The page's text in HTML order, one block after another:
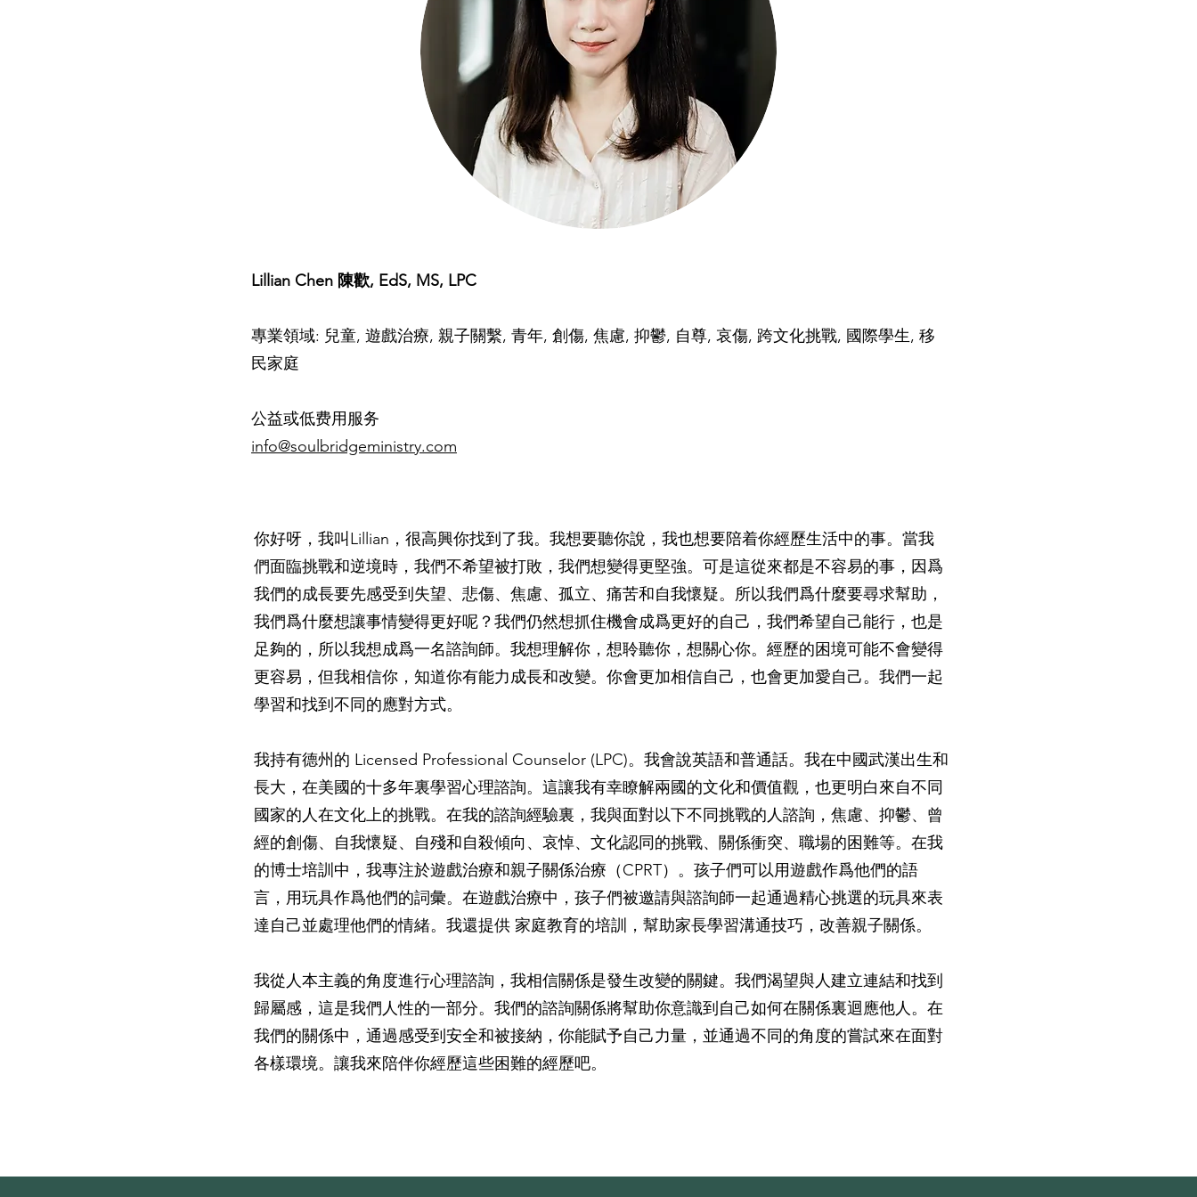
Lillian Chen 陳歡, EdS, MS, LPC
專業領域: 兒童, 遊戲治療, 親子關繫, 青年, 創傷, 焦慮, 抑鬱, 自尊, 哀傷, 跨文化挑戰, 國際學生, 移
民家庭
公益或低费用服务
info@soulbridgeministry.com
你好呀，我叫Lillian，很高興你找到了我。我想要聽你說，我也想要陪着你經歷生活中的事。當我
們面臨挑戰和逆境時，我們不希望被打敗，我們想變得更堅強。可是這從來都是不容易的事，因爲
我們的成長要先感受到失望、悲傷、焦慮、孤立、痛苦和自我懷疑。所以我們爲什麼要尋求幫助，
我們爲什麼想讓事情變得更好呢？我們仍然想抓住機會成爲更好的自己，我們希望自己能行，也是
足夠的，所以我想成爲一名諮詢師。我想理解你，想聆聽你，想關心你。經歷的困境可能不會變得
更容易，但我相信你，知道你有能力成長和改變。你會更加相信自己，也會更加愛自己。我們一起
學習和找到不同的應對方式。
我持有德州的 Licensed Professional Counselor (LPC)。我會說英語和普通話。我在中國武漢出生和
長大，在美國的十多年裏學習心理諮詢。這讓我有幸瞭解兩國的文化和價值觀，也更明白來自不同
國家的人在文化上的挑戰。在我的諮詢經驗裏，我與面對以下不同挑戰的人諮詢，焦慮、抑鬱、曾
經的創傷、自我懷疑、自殘和自殺傾向、哀悼、文化認同的挑戰、關係衝突、職場的困難等。在我
的博士培訓中，我專注於遊戲治療和親子關係治療（CPRT）。孩子們可以用遊戲作爲他們的語
言，用玩具作爲他們的詞彙。在遊戲治療中，孩子們被邀請與諮詢師一起通過精心挑選的玩具來表
達自己並處理他們的情緒。我還提供 家庭教育的培訓，幫助家長學習溝通技巧，改善親子關係。
我從人本主義的角度進行心理諮詢，我相信關係是發生改變的關鍵。我們渴望與人建立連結和找到
歸屬感，這是我們人性的一部分。我們的諮詢關係將幫助你意識到自己如何在關係裏迴應他人。在
我們的關係中，通過感受到安全和被接納，你能賦予自己力量，並通過不同的角度的嘗試來在面對
各樣環境。讓我來陪伴你經歷這些困難的經歷吧。